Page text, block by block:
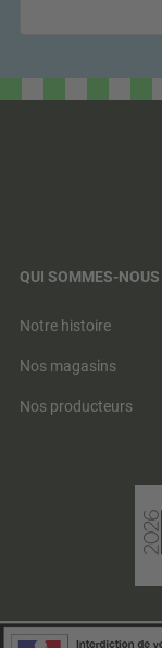
QUI SOMMES-NOUS
Notre histoire
Nos magasins
Nos producteurs